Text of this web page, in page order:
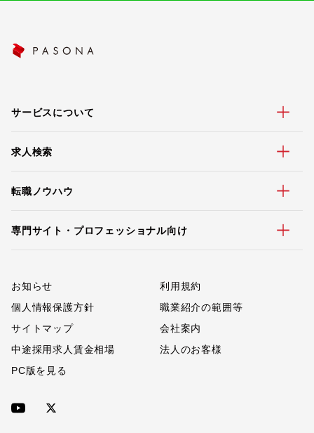
サービスについて
求人検索
転職ノウハウ
専門サイト・プロフェッショナル向け
お知らせ
利用規約
個人情報保護方針
職業紹介の範囲等
サイトマップ
会社案内
中途採用求人賃金相場
法人のお客様
PC版を見る